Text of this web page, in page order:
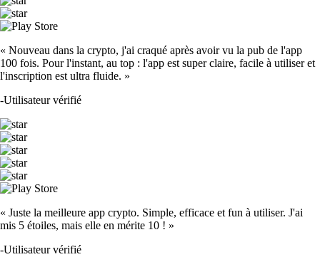
« Nouveau dans la crypto, j'ai craqué après avoir vu la pub de l'app
100 fois. Pour l'instant, au top : l'app est super claire, facile à utiliser et
l'inscription est ultra fluide. »
-Utilisateur vérifié
« Juste la meilleure app crypto. Simple, efficace et fun à utiliser. J'ai
mis 5 étoiles, mais elle en mérite 10 ! »
-Utilisateur vérifié